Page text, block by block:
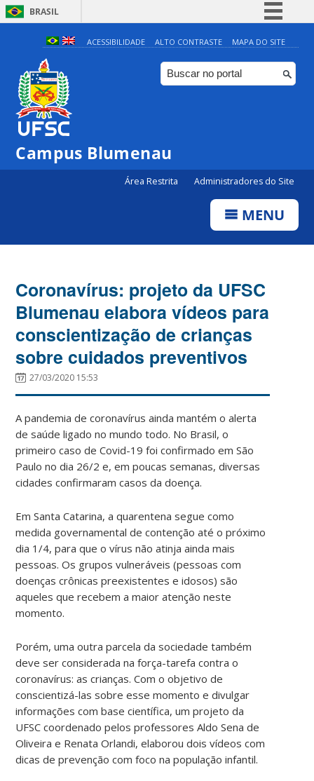
BRASIL
Simplifique!
Comunica BR
Participe
ACESSIBILIDADE ALTO CONTRASTE MAPA DO SITE
Campus Blumenau
Área Restrita Administradores do Site
MENU
Coronavírus: projeto da UFSC
Blumenau elabora vídeos para
conscientização de crianças
sobre cuidados preventivos
27/03/2020 15:53
A pandemia de coronavírus ainda mantém o alerta
de saúde ligado no mundo todo. No Brasil, o
primeiro caso de Covid-19 foi confirmado em São
Paulo no dia 26/2 e, em poucas semanas, diversas
cidades confirmaram casos da doença.
Em Santa Catarina, a quarentena segue como
medida governamental de contenção até o próximo
dia 1/4, para que o vírus não atinja ainda mais
pessoas. Os grupos vulneráveis (pessoas com
doenças crônicas preexistentes e idosos) são
aqueles que recebem a maior atenção neste
momento.
Porém, uma outra parcela da sociedade também
deve ser considerada na força-tarefa contra o
coronavírus: as crianças. Com o objetivo de
conscientizá-las sobre esse momento e divulgar
informações com base científica, um projeto da
UFSC coordenado pelos professores Aldo Sena de
Oliveira e Renata Orlandi, elaborou dois vídeos com
dicas de prevenção com foco na população infantil.